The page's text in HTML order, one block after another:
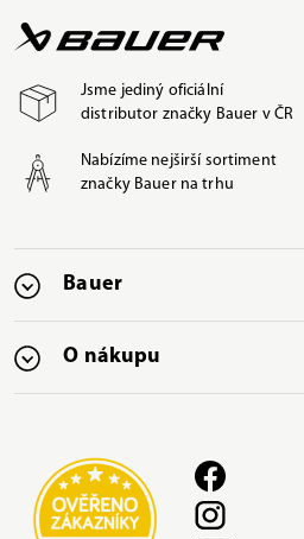
Jsme jediný oficiální
distributor značky Bauer v ČR
Nabízíme nejširší sortiment
značky Bauer na trhu
Bauer
O nákupu